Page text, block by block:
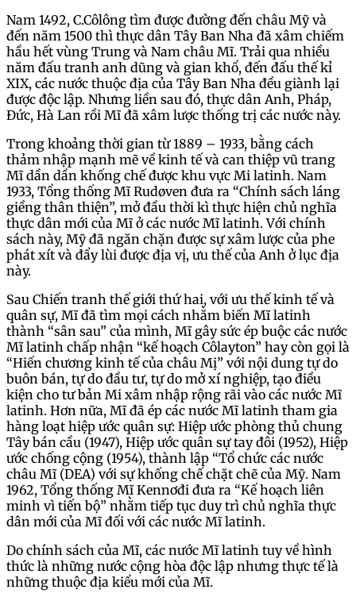
Nam 1492, C.Côlông tìm được đường đến châu Mỹ và
đến năm 1500 thì thực dân Tây Ban Nha đã xâm chiếm
hầu hết vùng Trung và Nam châu Mĩ. Trải qua nhiều
năm đấu tranh anh dũng và gian khổ, đến đấu thế kỉ
XIX, các nước thuộc địa của Tây Ban Nha đều giành lại
được độc lập. Nhưng liền sau đó, thực dân Anh, Pháp,
Đức, Hà Lan rồi Mĩ đã xâm lược thống trị các nước này.
Trong khoảng thời gian từ 1889 – 1933, bằng cách
thảm nhập mạnh mẽ về kinh tế và can thiệp vũ trang
Mĩ dần dần khống chế được khu vực Mi latinh. Nam
1933, Tổng thống Mĩ Rudøven đưa ra “Chính sách láng
giềng thân thiện”, mở đầu thời kì thực hiện chủ nghĩa
thực dân mới của Mĩ ở các nước Mĩ latinh. Với chính
sách này, Mỹ đã ngăn chặn được sự xâm lược của phe
phát xít và đẩy lùi được địa vị, ưu thế của Anh ở lục địa
này.
Sau Chiến tranh thế giới thứ hai, với ưu thế kinh tế và
quân sự, Mĩ đã tìm mọi cách nhằm biến Mĩ latinh
thành “sân sau” của mình, Mĩ gây sức ép buộc các nước
Mĩ latinh chấp nhận “kế hoạch Côlayton” hay còn gọi là
“Hiến chương kinh tế của châu Mị” với nội dung tự do
buôn bán, tự do đầu tư, tự do mở xí nghiệp, tạo điều
kiện cho tư bản Mi xâm nhập rộng rãi vào các nước Mĩ
latinh. Hơn nữa, Mĩ đã ép các nước Mĩ latinh tham gia
hàng loạt hiệp ước quân sự: Hiệp ước phòng thủ chung
Tây bán cầu (1947), Hiệp ước quân sự tay đôi (1952), Hiệp
ước chống cộng (1954), thành lập “Tổ chức các nước
châu Mĩ (DEA) với sự khống chế chặt chẽ của Mỹ. Nam
1962, Tổng thống Mĩ Kennơđi đưa ra “Kế hoạch liên
minh vì tiến bộ” nhằm tiếp tục duy trì chủ nghĩa thực
dân mới của Mĩ đối với các nước Mĩ latinh.
Do chính sách của Mĩ, các nước Mĩ latinh tuy về hình
thức là những nước cộng hòa độc lập nhưng thực tế là
những thuộc địa kiểu mới của Mĩ.